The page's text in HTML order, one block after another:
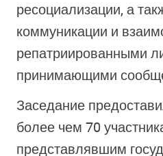
ресоциализации, а
коммуникации и
репатриированными
принимающими
Заседание
более чем 70
представлявшим